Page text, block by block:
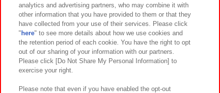
関連会社 サステナビリティ サイトポリシー
プライバシーポリシー ウェブアクセシビリティ方針と検証結果
お取引先さまとともに
カスタマーハラスメント対応方針 よくあるご質問・お問い合わせ
analytics and advertising partners, who may combine it with
other information that you have provided to them or that they
have collected from your use of their services. Please click
" here" to see more details about how we use cookies and
the retention period of each cookie. You have the right to opt
out of our sharing of your information with our partners.
Please click [Do Not Share My Personal Information] to
exercise your right.
Please note that even if you have enabled the opt-out